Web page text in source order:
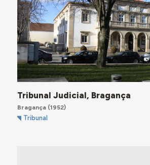
Tribunal Judicial, Bragança
Bragança(1952)
Tribunal